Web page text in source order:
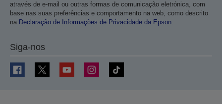
através de e-mail ou outras formas de comunicação eletrónica, com
base nas suas preferências e comportamento na web, como descrito
na Declaração de Informações de Privacidade da Epson.
Siga-nos